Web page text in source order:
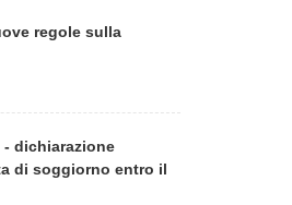
regole sulla
dichiarazione
di soggiorno entro il